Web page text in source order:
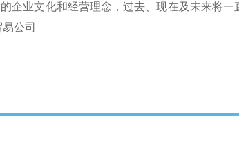
企业文化和经营理念，过去、现在及未来将
公司